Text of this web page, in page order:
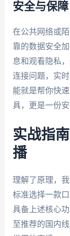
安全与保
在公共网络或
靠的数据安全
息和观看隐私
连接问题，实
能就是帮你快
具，更是一份安
实战指
播
理解了原理，
标准选择一款
具备上述核心
至推荐的国内